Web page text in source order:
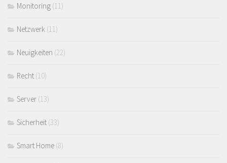
Monitoring (11)
Netzwerk (11)
Neuigkeiten (22)
Recht (10)
Server (13)
Sicherheit (33)
Smart Home (8)